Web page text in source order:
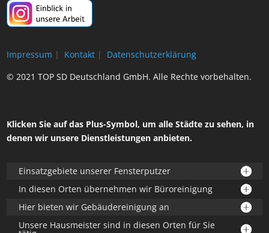
Impressum | Kontakt |
Datenschutzerklärung
© 2021 TOP SD Deutschland GmbH. Alle Rechte vorbehalten.
Klicken Sie auf das Plus-Symbol, um alle Städte zu sehen, in
denen wir unsere Dienstleistungen anbieten.
Einsatzgebiete unserer Fensterputzer
In diesen Orten übernehmen wir Büroreinigung
Hier bieten wir Gebäudereinigung an
Unsere Hausmeister sind in diesen Orten für Sie